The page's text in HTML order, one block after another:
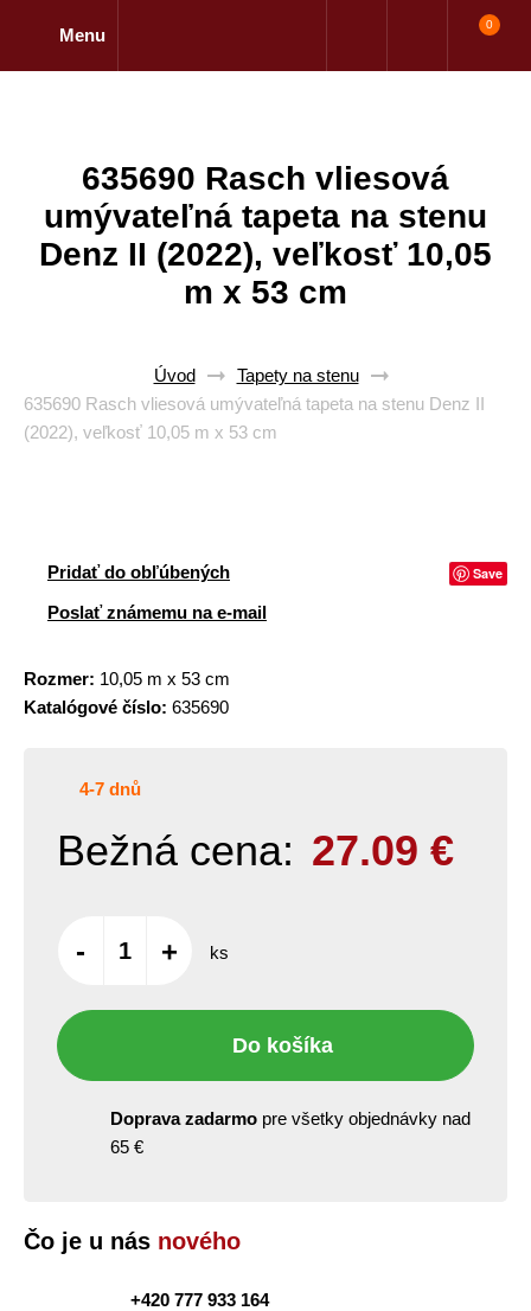
Menu
0
635690 Rasch vliesová
umývateľná tapeta na stenu
Denz II (2022), veľkosť 10,05
m x 53 cm
Úvod
Tapety na stenu
635690 Rasch vliesová umývateľná tapeta na stenu Denz II
(2022), veľkosť 10,05 m x 53 cm
Pridať do obľúbených Save
Poslať známemu na e-mail
Rozmer: 10,05 m x 53 cm
Katalógové číslo: 635690
4-7 dnů
Bežná cena: 27.09 €
- + ks
Do košíka
Doprava zadarmo pre všetky objednávky nad
65 €
Čo je u nás nového
+420 777 933 164